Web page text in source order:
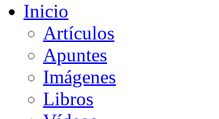
Inicio
Artículos
Apuntes
Imágenes
Libros